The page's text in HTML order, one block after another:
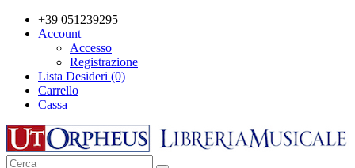
+39 051239295
Account
Accesso
Registrazione
Lista Desideri (0)
Carrello
Cassa